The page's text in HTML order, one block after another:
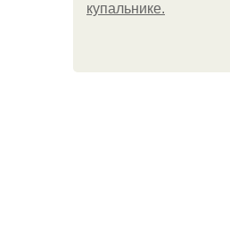
купальнике.